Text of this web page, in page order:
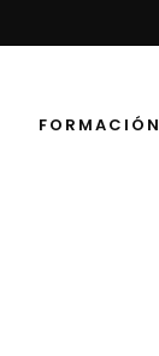
FORMACIÓN